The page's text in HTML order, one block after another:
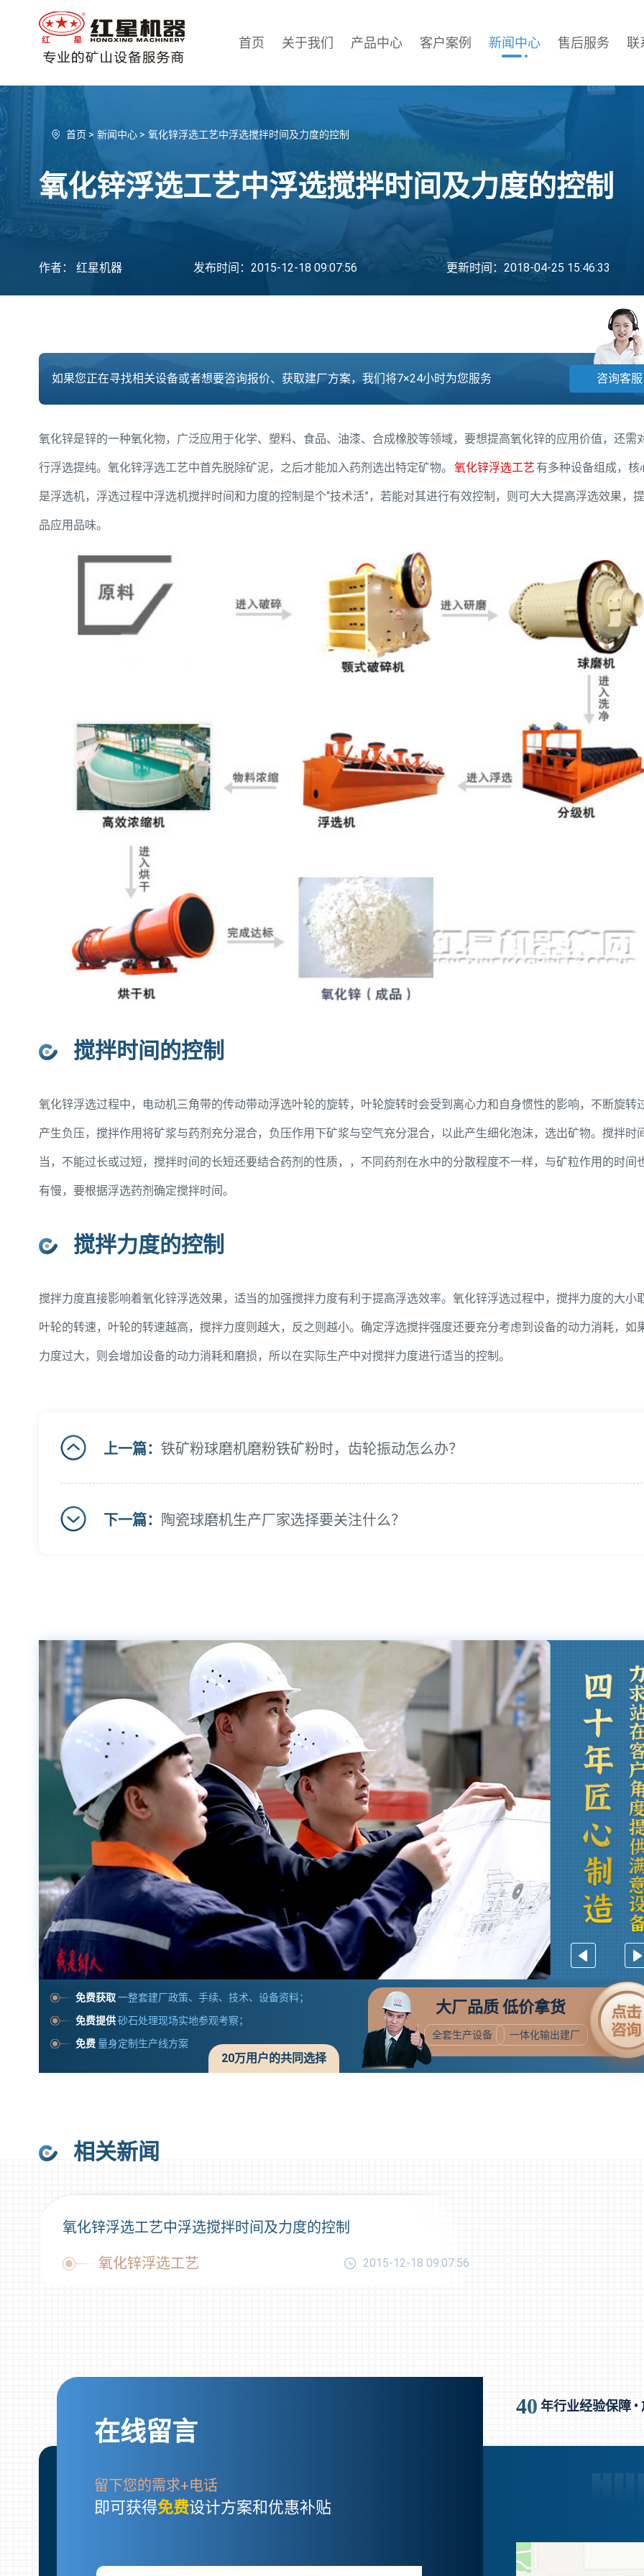
首页 关于我们 产品中心 客户案例 新闻中心 售后服务 联
首页> 新闻中心 > 氧化锌浮选工艺中浮选搅拌时间及力度的控制
氧化锌浮选工艺中浮选搅拌时间及力度的控制
作者： 红星机器 发布时间：2015-12-18 09:07:56 更新时间：2018-04-25 15:46:33
如果您正在寻找相关设备或者想要咨询报价、获取建厂方案，我们将7×24小时为您服务 咨询客服
氧化锌是锌的一种氧化物，广泛应用于化学、塑料、食品、油漆、合成橡胶等领域，要想提高氧化锌的应用价值，还需
行浮选提纯。氧化锌浮选工艺中首先脱除矿泥，之后才能加入药剂选出特定矿物。 氧化锌浮选工艺 有多种设备组成，核
是浮选机，浮选过程中浮选机搅拌时间和力度的控制是个“技术活”，若能对其进行有效控制，则可大大提高浮选效果，
品应用品味。
搅拌时间的控制
氧化锌浮选过程中，电动机三角带的传动带动浮选叶轮的旋转，叶轮旋转时会受到离心力和自身惯性的影响，不断旋转
产生负压，搅拌作用将矿浆与药剂充分混合，负压作用下矿浆与空气充分混合，以此产生细化泡沫，选出矿物。搅拌时
当，不能过长或过短，搅拌时间的长短还要结合药剂的性质，，不同药剂在水中的分散程度不一样，与矿粒作用的时间
有慢，要根据浮选药剂确定搅拌时间。
搅拌力度的控制
搅拌力度直接影响着氧化锌浮选效果，适当的加强搅拌力度有利于提高浮选效率。氧化锌浮选过程中，搅拌力度的大小
叶轮的转速，叶轮的转速越高，搅拌力度则越大，反之则越小。确定浮选搅拌强度还要充分考虑到设备的动力消耗，如
力度过大，则会增加设备的动力消耗和磨损，所以在实际生产中对搅拌力度进行适当的控制。
上一篇： 铁矿粉球磨机磨粉铁矿粉时，齿轮振动怎么办？
下一篇： 陶瓷球磨机生产厂家选择要关注什么？
免费获取一整套建厂政策、手续、技术、设备资料；
免费提供砂石处理现场实地参观考察；
免费量身定制生产线方案
20万用户的共同选择
大厂品质 低价拿货
全套生产设备 一体化输出建厂
相关新闻
氧化锌浮选工艺中浮选搅拌时间及力度的控制
氧化锌浮选工艺 2015-12-18 09:07:56
在线留言
留下您的需求+电话
即可获得免费设计方案和优惠补贴
40 年行业经验保障 •